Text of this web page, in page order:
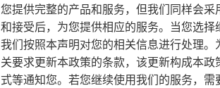
您提供完整的产品和服务，但我们同样会
和接受后，为您提供相应的服务。当您选
我们按照本声明对您的相关信息进行处理
关要求更新本政策的条款，该更新构成本
式等通知您。若您继续使用我们的服务，